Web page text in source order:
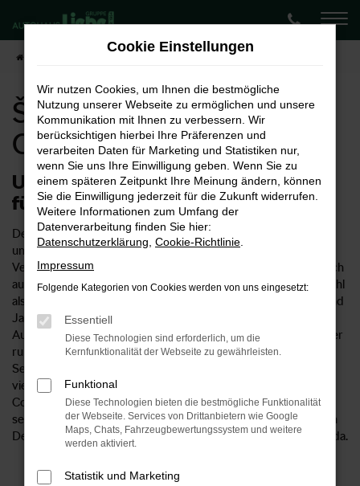
Zum
Hauptinhalt
springen
Škoda Octavia kaufen für Cottbus
Škoda Octavia kaufen für
Cottbus
Unser Vorschlag: ein Škoda Octavia
für Cottbus
Der Škoda Octavia ist ein rundum überzeugendes Fahrzeug
und wie geschaffen für Cottbus und Umgebung. Als
Vertragshändler für Škoda bieten wir Ihnen selbstverständlich
auch den Octavia in zahlreichen Ausstattungslinien und sowohl
als Neuwagen als auch gebraucht oder als Tageszulassung und
Jahreswagen. Wenn Sie sich für ein Fahrzeug aus dem
Autohaus Liebe entscheiden, kommen Sie in den Genuss einer
rundum kompetenten Beratung und eines umfangreichen
Services. Als Anbieter für den Škoda Octavia sind wir seit
vielen Jahren auch für unsere Kundinnen und Kunden aus
Cottbus und Umgebung tätig. Unser Unternehmen existiert
seit 1954 und ist mittlerweile an sechs Standorten im Herzen
Deutschlands und 2 Standorten in Norddeutschland für Sie da.
Cookie Einstellungen
Wir nutzen Cookies, um Ihnen die bestmögliche
Nutzung unserer Webseite zu ermöglichen und unsere
Kommunikation mit Ihnen zu verbessern. Wir
berücksichtigen hierbei Ihre Präferenzen und
verarbeiten Daten für Marketing und Statistiken nur,
wenn Sie uns Ihre Einwilligung geben. Wenn Sie zu
einem späteren Zeitpunkt Ihre Meinung ändern, können
Sie die Einwilligung jederzeit für die Zukunft widerrufen.
Weitere Informationen zum Umfang der
Datenverarbeitung finden Sie hier:
Datenschutzerklärung Cookie-Richtlinie
Impressum
Folgende Kategorien von Cookies werden von uns eingesetzt:
Essentiell
Diese Technologien sind erforderlich, um die
Kernfunktionalität der Webseite zu gewährleisten.
Funktional
Diese Technologien bieten die bestmögliche Funktionalität
der Webseite. Services von Drittanbietern wie Google
Maps, Chats, Fahrzeugbewertungssystem und weitere
werden aktiviert.
Statistik und Marketing